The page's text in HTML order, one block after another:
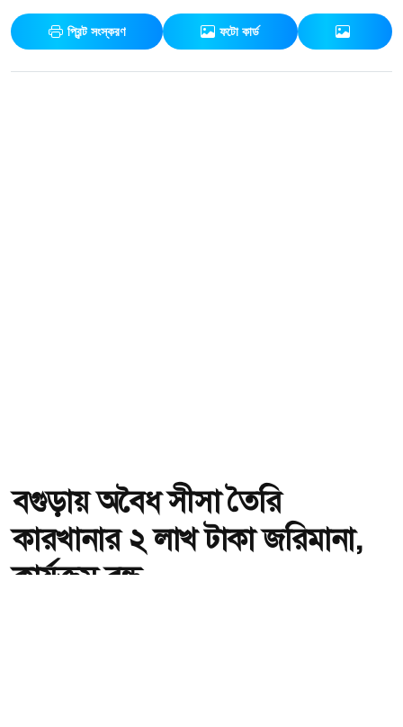
প্রিন্ট সংস্করণ ফটো কার্ড
বগুড়ায় অবৈধ সীসা তৈরি
কারখানার ২ লাখ টাকা জরিমানা,
কার্যক্রম বন্ধ